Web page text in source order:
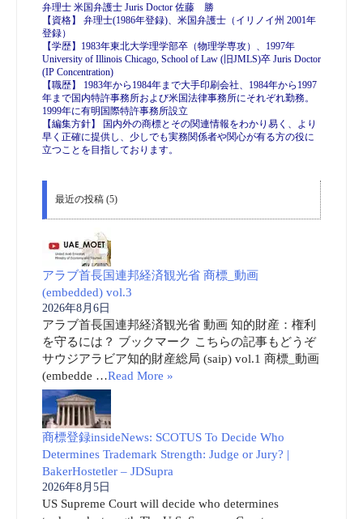
弁理士 米国弁護士 Juris Doctor 佐藤 勝
【資格】 弁理士(1986年登録)、米国弁護士（イリノイ州 2001年
登録）
【学歴】1983年東北大学理学部卒（物理学専攻）、1997年
University of Illinois Chicago, School of Law (旧JMLS)卒 Juris Doctor
(IP Concentration)
【職歴】 1983年から1984年まで大手印刷会社、1984年から1997
年まで国内特許事務所および米国法律事務所にそれぞれ勤務。
1999年に有明国際特許事務所設立
【編集方針】 国内外の商標とその関連情報をわかり易く、より
早く正確に提供し、少しでも実務関係者や関心が有る方の役に
立つことを目指しております。
最近の投稿 (5)
アラブ首長国連邦経済観光省 商標_動画
(embedded) vol.3
2026年8月6日
アラブ首長国連邦経済観光省 動画 知的財産：権利
を守るには？ ブックマーク こちらの記事もどうぞ
サウジアラビア知的財産総局 (saip) vol.1 商標_動画
(embedde …Read More »
商標登録insideNews: SCOTUS To Decide Who
Determines Trademark Strength: Judge or Jury? |
BakerHostetler – JDSupra
2026年8月5日
US Supreme Court will decide who determines